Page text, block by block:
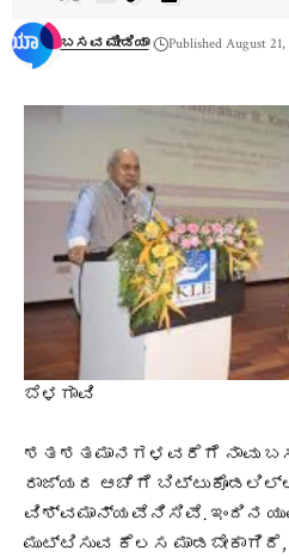
ಬಸವ ಮೀಡಿಯಾ Published August 21,
ಬೆಳಗಾವಿ
ಶತಶತಮಾನಗಳವರೆಗೆ ನಾವು
ರಾಜ್ಯದ ಆಚೆಗೆ ಬಿಟ್ಟುಕೊಡಲಿಲ್ಲ,
ವಿಶ್ವಮಾನ್ಯವೆನಿಸಿವೆ. ಇಂದಿನ
ಮುಟ್ಟಿಸುವ ಕೆಲಸ